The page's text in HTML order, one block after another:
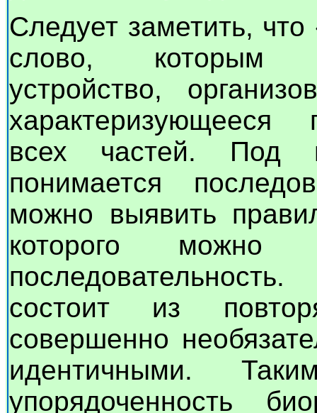
Следует заметить,
слово, которым
устройство,
характеризующееся
всех частей. Под
понимается
можно выявить
которого можно
состоит из
совершенно
идентичными.
упорядоченность